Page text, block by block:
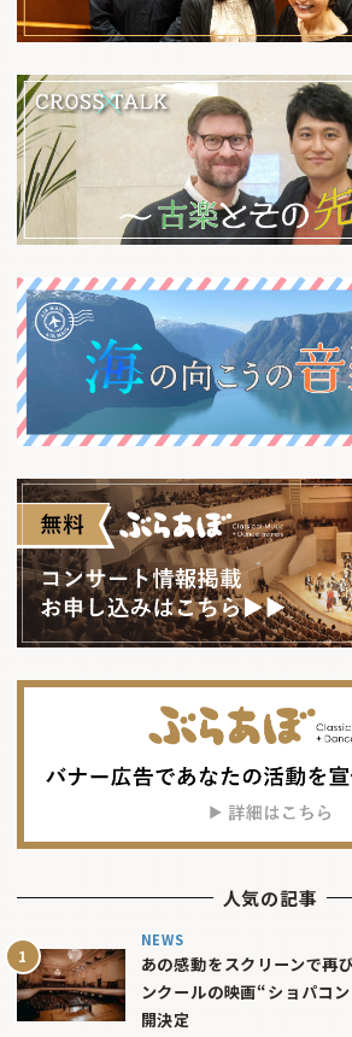
人気の記事
NEWS
あの感動をスクリーンで再
ンクールの映画“ショパコ
開決定